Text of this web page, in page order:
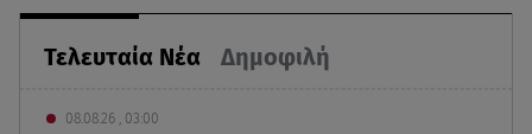
Τελευταία Νέα Δημοφιλή
08.08.26 , 03:00